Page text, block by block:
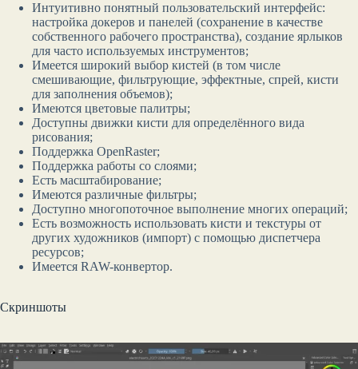
Интуитивно понятный пользовательский интерфейс:
настройка докеров и панелей (сохранение в качестве
собственного рабочего пространства), создание ярлыков
для часто используемых инструментов;
Имеется широкий выбор кистей (в том числе
смешивающие, фильтрующие, эффектные, спрей, кисти
для заполнения объемов);
Имеются цветовые палитры;
Доступны движки кисти для определённого вида
рисования;
Поддержка OpenRaster;
Поддержка работы со слоями;
Есть масштабирование;
Имеются различные фильтры;
Доступно многопоточное выполнение многих операций;
Есть возможность использовать кисти и текстуры от
других художников (импорт) с помощью диспетчера
ресурсов;
Имеется RAW-конвертор.
Скриншоты